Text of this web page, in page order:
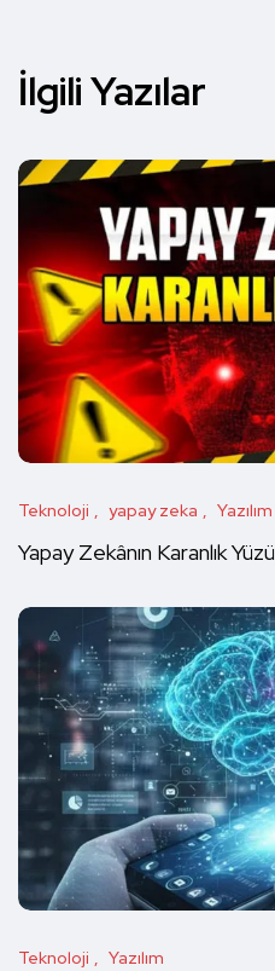
İlgili Yazılar
Teknoloji yapay zeka Yazılım
Yapay Zekânın Karanlık Yüzü
Teknoloji Yazılım